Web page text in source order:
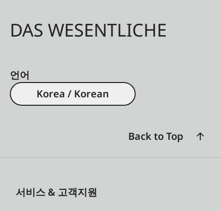
DAS WESENTLICHE
언어
Korea / Korean
Back to Top
서비스 & 고객지원